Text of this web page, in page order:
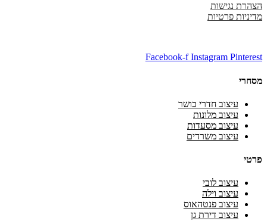
הצהרת נגישות
מדיניות פרטיות
Facebook-f Instagram Pinterest
מסחרי
עיצוב חדרי כושר
עיצוב מלונות
עיצוב מסעדות
עיצוב משרדים
פרטי
עיצוב לובי
עיצוב וילה
עיצוב פנטהאוס
עיצוב דירת גן